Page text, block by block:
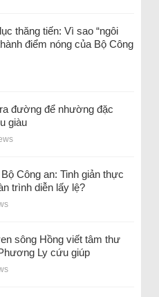
thăng tiến: Vì sao “ngôi
điểm nóng của Bộ Công
đường để nhường đặc
giàu
Công an: Tinh giản thực
trình diễn lấy lệ?
sông Hồng viết tâm thư
Ly cứu giúp